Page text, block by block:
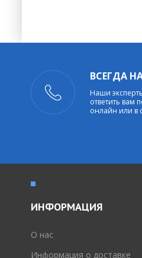
ВСЕГДА
Наши
ответить вам
онлайн или в
ИНФОРМАЦИЯ
O нас
Информация о доставке